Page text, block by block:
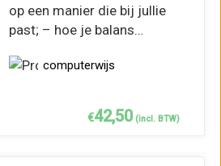
op een manier die bij jullie
past; – hoe je balans…
computerwijs
€42,50 (incl. BTW)